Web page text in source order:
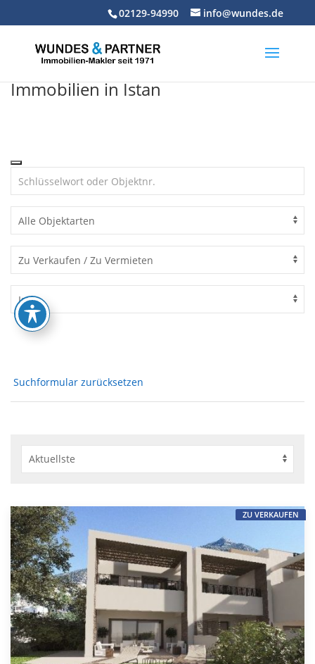
02129-94990 info@wundes.de
Immobilien in Istan
Suchformular zurücksetzen
ZU VERKAUFEN